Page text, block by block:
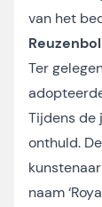
van het
Ter
Tijdens de
onthuld.
naam